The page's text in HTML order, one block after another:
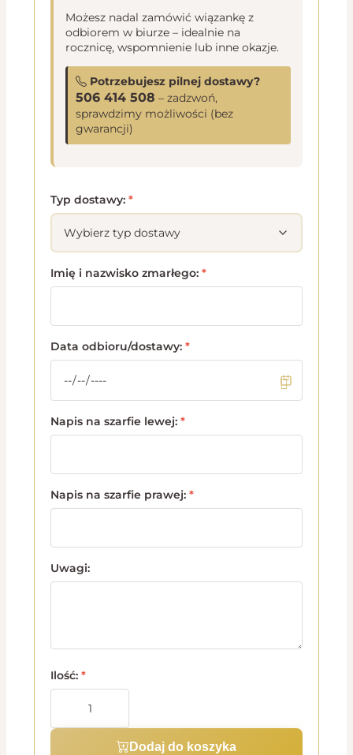
Możesz nadal zamówić wiązankę z
odbiorem w biurze – idealnie na
rocznicę, wspomnienie lub inne okazje.
Potrzebujesz pilnej dostawy?
506 414 508 – zadzwoń,
sprawdzimy możliwości (bez
gwarancji)
Typ dostawy: *
Imię i nazwisko zmarłego: *
Data odbioru/dostawy: *
Napis na szarfie lewej: *
Napis na szarfie prawej: *
Uwagi:
Ilość: *
Dodaj do koszyka